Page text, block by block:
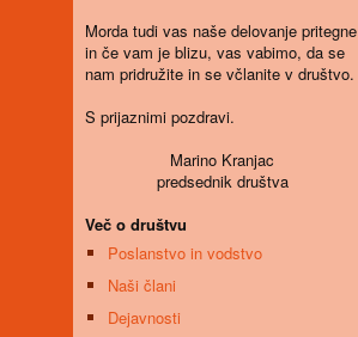
Morda tudi vas naše delovanje pritegne
in če vam je blizu, vas vabimo, da se
nam pridružite in se včlanite v društvo.
S prijaznimi pozdravi.
Marino Kranjac
predsednik društva
Več o društvu
Poslanstvo in vodstvo
Naši člani
Dejavnosti